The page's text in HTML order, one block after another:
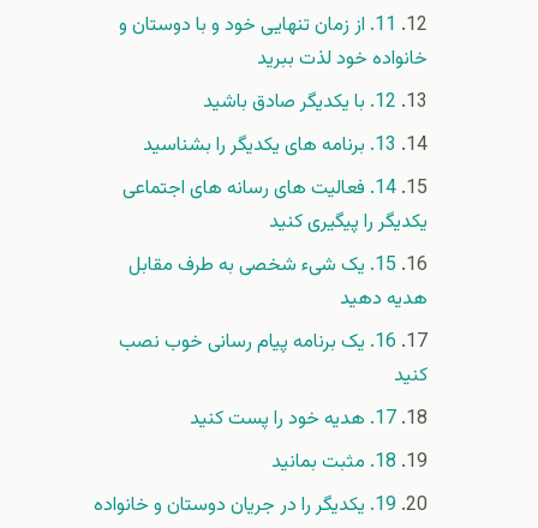
11. از زمان تنهایی خود و با دوستان و
خانواده خود لذت ببرید
12. با یکدیگر صادق باشید
13. برنامه های یکدیگر را بشناسید
14. فعالیت های رسانه های اجتماعی
یکدیگر را پیگیری کنید
15. یک شیء شخصی به طرف مقابل
هدیه دهید
16. یک برنامه پیام رسانی خوب نصب
کنید
17. هدیه خود را پست کنید
18. مثبت بمانید
19. یکدیگر را در جریان دوستان و خانواده